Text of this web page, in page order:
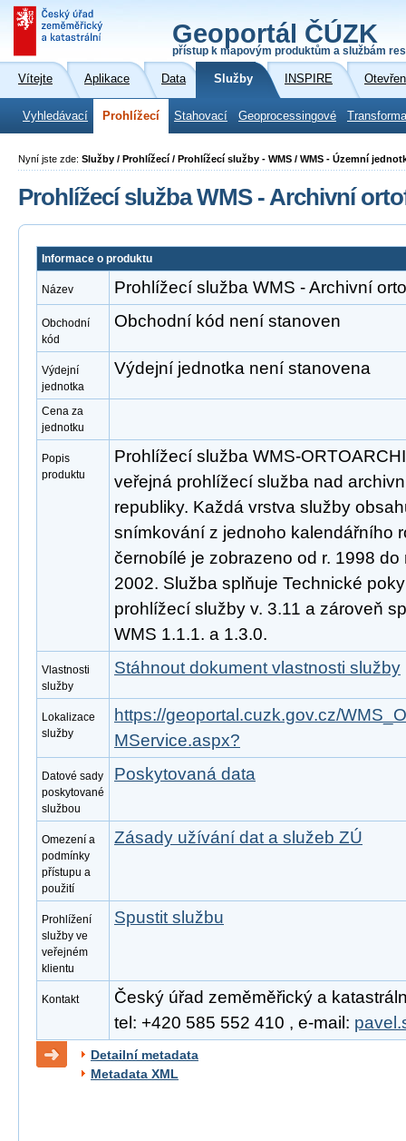
Geoportál ČÚZK
přístup k mapovým produktům a službám
Vítejte Aplikace Data Služby INSPIRE
Vyhledávací Prohlížecí Stahovací Geoprocessingové
Nyní jste zde: Služby / Prohlížecí / Prohlížecí služby - WMS / WMS - Územní
Prohlížecí služba WMS - Archivní
Informace o produktu
Název Prohlížecí služba WMS - Archivní
Obchodní
kód
Obchodní kód není stanoven
Výdejní
jednotka
Výdejní jednotka není stanovena
Cena za
jednotku
Popis
produktu
Prohlížecí služba WMS-
veřejná prohlížecí služba nad
republiky. Každá vrstva služby
snímkování z jednoho kalendářního
černobílé je zobrazeno od r. 1998
2002. Služba splňuje Technické
prohlížecí služby v. 3.11 a zároveň
WMS 1.1.1. a 1.3.0.
Vlastnosti
služby
Stáhnout dokument vlastnosti služby
Lokalizace
služby
https://geoportal.cuzk.gov.cz/
MService.aspx?
Datové sady
poskytované
službou
Poskytovaná data
Omezení a
podmínky
přístupu a
použití
Zásady užívání dat a služeb ZÚ
Prohlížení
služby ve
veřejném
klientu
Spustit službu
Kontakt
Český úřad zeměměřický a
tel: +420 585 552 410 , e-mail:
Detailní metadata
Metadata XML